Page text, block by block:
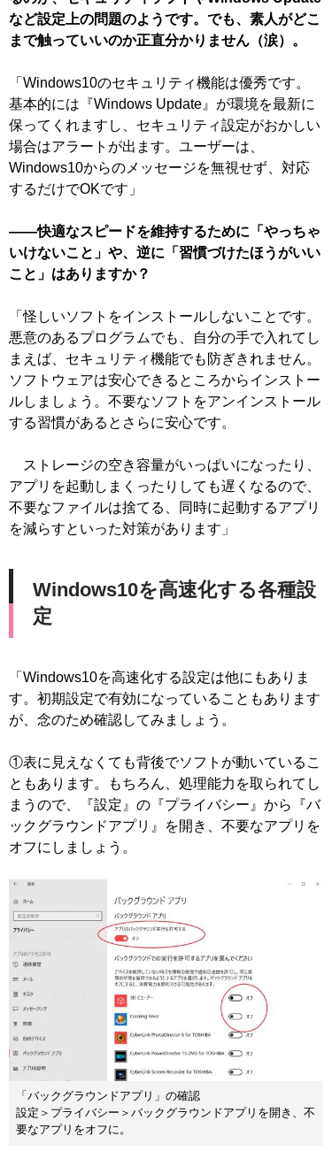
など設定上の問題のようです。でも、素人がどこ
まで触っていいのか正直分かりません（涙）。
「Windows10のセキュリティ機能は優秀です。
基本的には『Windows Update』が環境を最新に
保ってくれますし、セキュリティ設定がおかしい
場合はアラートが出ます。ユーザーは、
Windows10からのメッセージを無視せず、対応
するだけでOKです」
――快適なスピードを維持するために「やっちゃ
いけないこと」や、逆に「習慣づけたほうがいい
こと」はありますか？
「怪しいソフトをインストールしないことです。
悪意のあるプログラムでも、自分の手で入れてし
まえば、セキュリティ機能でも防ぎきれません。
ソフトウェアは安心できるところからインストー
ルしましょう。不要なソフトをアンインストール
する習慣があるとさらに安心です。
ストレージの空き容量がいっぱいになったり、
アプリを起動しまくったりしても遅くなるので、
不要なファイルは捨てる、同時に起動するアプリ
を減らすといった対策があります」
Windows10を高速化する各種設
定
「Windows10を高速化する設定は他にもありま
す。初期設定で有効になっていることもあります
が、念のため確認してみましょう。
①表に見えなくても背後でソフトが動いているこ
ともあります。もちろん、処理能力を取られてし
まうので、『設定』の『プライバシー』から『バ
ックグラウンドアプリ』を開き、不要なアプリを
オフにしましょう。
「バックグラウンドアプリ」の確認
設定＞プライバシー＞バックグラウンドアプリを開き、不
要なアプリをオフに。